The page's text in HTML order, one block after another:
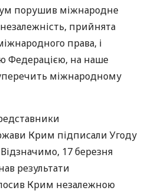
порушив міжнародне
прийнята
права, і
Федерацією, на наше
міжнародному
Крим підписали Угоду
17 березня
результати
Крим незалежною